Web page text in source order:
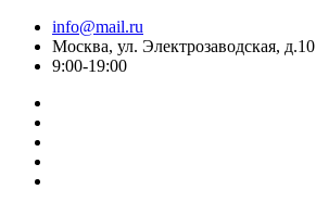
info@mail.ru
Москва, ул. Электрозаводская, д.10
9:00-19:00